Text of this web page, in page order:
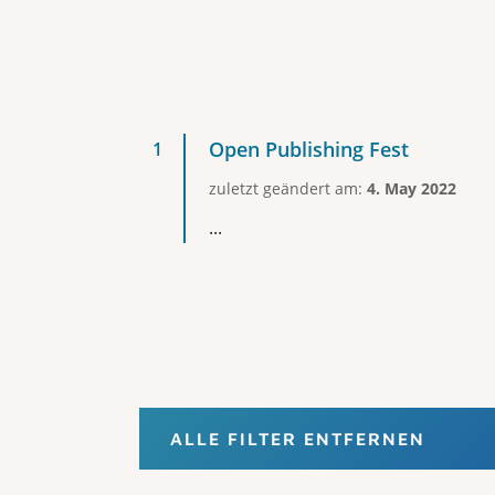
Open Publishing Fest
zuletzt geändert am: 4. May 2022
...
ALLE FILTER ENTFERNEN